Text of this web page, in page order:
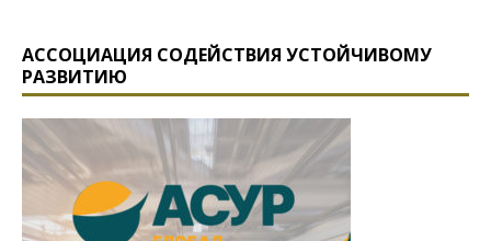
АССОЦИАЦИЯ СОДЕЙСТВИЯ УСТОЙЧИВОМУ
РАЗВИТИЮ